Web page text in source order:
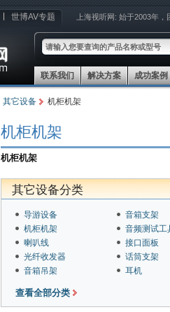
世博AV专题 上海视听网: 始于2003年，
联系我们 解决方案 成功案例
其它设备 机柜机架
机柜机架
机柜机架
其它设备分类
导游设备
机柜机架
喇叭线
光纤收发器
音箱吊架
音箱支架
音频测试工
接口面板
话筒支架
耳机
查看全部分类